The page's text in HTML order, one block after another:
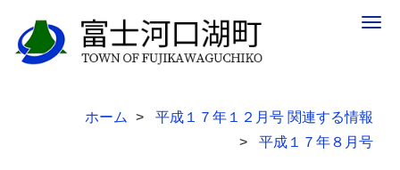
ホーム
平成１７年１２月号 関連する情報
平成１７年８月号